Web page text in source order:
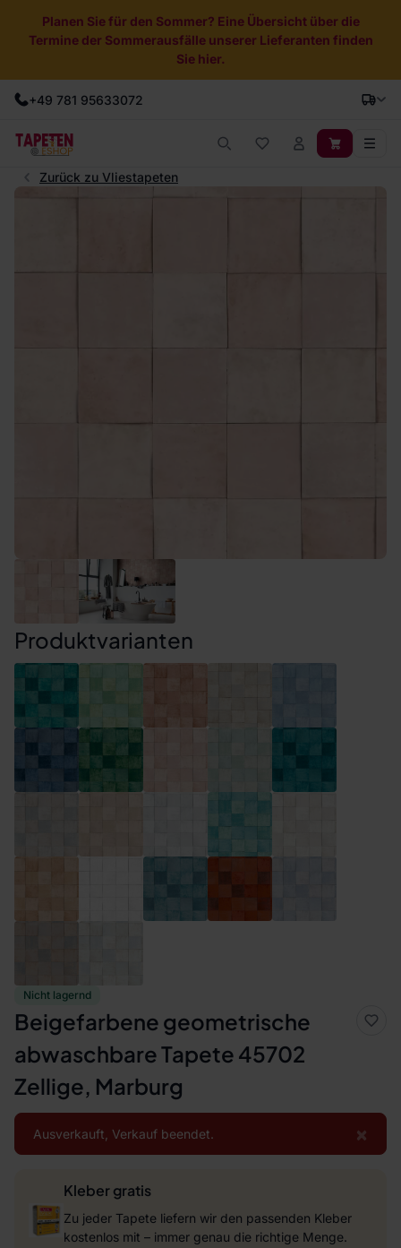
Planen Sie für den Sommer? Eine Übersicht über die
Termine der Sommerausfälle unserer Lieferanten finden
Sie hier.
+49 781 95633072
Zurück zu Vliestapeten
Nicht lagernd
Beigefarbene geometrische
abwaschbare Tapete 45702
Zellige, Marburg
×
Ausverkauft, Verkauf beendet.
Kleber gratis
Zu jeder Tapete liefern wir den passenden Kleber
kostenlos mit – immer genau die richtige Menge.
Produktvarianten